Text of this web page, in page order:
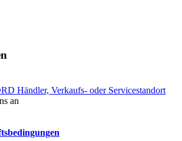
Händler, Verkaufs- oder Servicestandort
an